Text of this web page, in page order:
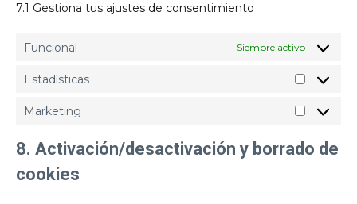
7.1 Gestiona tus ajustes de consentimiento
Funcional Siempre activo
Estadísticas
Marketing
8. Activación/desactivación y borrado de
cookies